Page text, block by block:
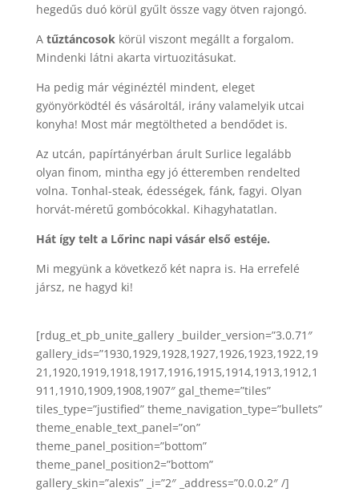
hegedűs duó körül gyűlt össze vagy ötven rajongó.
A tűztáncosokkörül viszont megállt a forgalom.
Mindenki látni akarta virtuozitásukat.
Ha pedig már véginéztél mindent, eleget
gyönyörködtél és vásároltál, irány valamelyik utcai
konyha! Most már megtöltheted a bendődet is.
Az utcán, papírtányérban árult Surlice legalább
olyan finom, mintha egy jó étteremben rendelted
volna. Tonhal-steak, édességek, fánk, fagyi. Olyan
horvát-méretű gombócokkal. Kihagyhatatlan.
Hát így telt a Lőrinc napi vásár első estéje.
Mi megyünk a következő két napra is. Ha errefelé
jársz, ne hagyd ki!
[rdug_et_pb_unite_gallery _builder_version=”3.0.71″
gallery_ids=”1930,1929,1928,1927,1926,1923,1922,19
21,1920,1919,1918,1917,1916,1915,1914,1913,1912,1
911,1910,1909,1908,1907″ gal_theme=”tiles”
tiles_type=”justified” theme_navigation_type=”bullets”
theme_enable_text_panel=”on”
theme_panel_position=”bottom”
theme_panel_position2=”bottom”
gallery_skin=”alexis” _i=”2″ _address=”0.0.0.2″ /]